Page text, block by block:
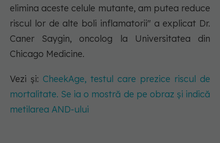
elimina aceste celule mutante, am putea reduce
riscul lor de alte boli inflamatorii" a explicat Dr.
Caner Saygin, oncolog la Universitatea din
Chicago Medicine.
Vezi și: CheekAge, testul care prezice riscul de
mortalitate. Se ia o mostră de pe obraz și indică
metilarea AND-ului